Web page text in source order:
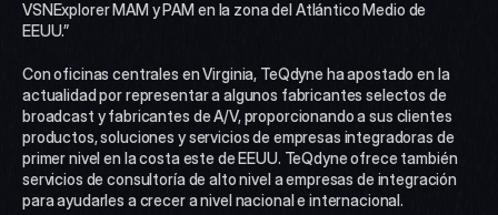
VSNExplorer MAM y PAM en la zona del Atlántico Medio de
EEUU.”
Con oficinas centrales en Virginia, TeQdyne ha apostado en la
actualidad por representar a algunos fabricantes selectos de
broadcast y fabricantes de A/V, proporcionando a sus clientes
productos, soluciones y servicios de empresas integradoras de
primer nivel en la costa este de EEUU. TeQdyne ofrece también
servicios de consultoría de alto nivel a empresas de integración
para ayudarles a crecer a nivel nacional e internacional.